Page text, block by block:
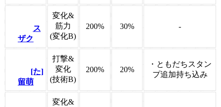
ス
ザク
変化&
筋力
(変化B)
200% 30% -
[た]
留萌
打撃&
変化
(技術B)
200% 20%
・ともだちスタン
プ追加持ち込み
変化&